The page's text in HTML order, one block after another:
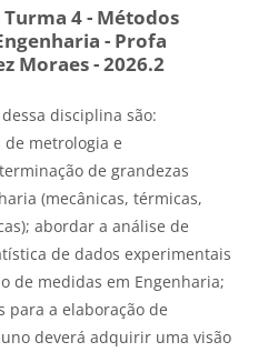
Turma 4 - Métodos
- Profa
Moraes - 2026.2
disciplina são:
metrologia e
de grandezas
(mecânicas, térmicas,
abordar a análise de
de dados experimentais
de medidas em Engenharia;
para a elaboração de
deverá adquirir uma visão